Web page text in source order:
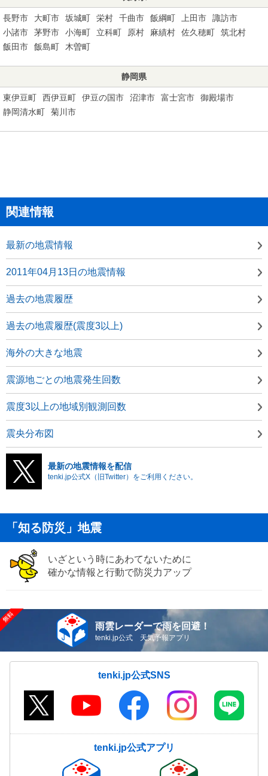
長野市 大町市 坂城町 栄村 千曲市 飯綱町 上田市
諏訪市
小諸市
茅野市 小海町 立科町 原村 麻績村 佐久穂町
筑北村
飯田市
飯島町 木曽町
静岡県
東伊豆町 西伊豆町 伊豆の国市 沼津市 富士宮市
御殿場市
静岡清水町
菊川市
関連情報
最新の地震情報
2011年04月13日の地震情報
過去の地震履歴
過去の地震履歴(震度3以上)
海外の大きな地震
震源地ごとの地震発生回数
震度3以上の地域別観測回数
震央分布図
最新の地震情報を配信
tenki.jp公式X（旧Twitter）をご利用ください。
「知る防災」地震
いざという時にあわてないために
確かな情報と行動で防災力アップ
雨雲レーダーで雨を回避！
tenki.jp公式 天気予報アプリ
tenki.jp公式SNS
tenki.jp公式アプリ